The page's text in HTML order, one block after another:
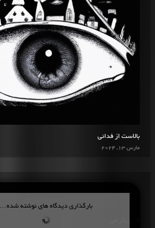
بالاست از فدائی
مارس 13, 2024
بارگذاری دیدگاه های نوشته شده…
دسته‌بندی